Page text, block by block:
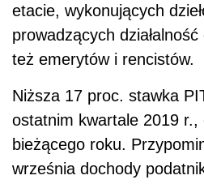
etacie, wykonujących
prowadzących
też emerytów i rencistów.
Niższa 17 proc. stawka
ostatnim kwartale 2019 r.,
bieżącego roku.
września dochody